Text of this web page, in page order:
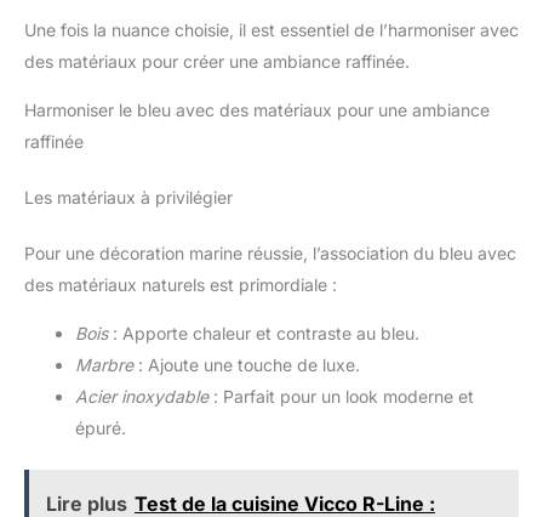
Une fois la nuance choisie, il est essentiel de l’harmoniser avec
des matériaux pour créer une ambiance raffinée.
Harmoniser le bleu avec des matériaux pour une ambiance
raffinée
Les matériaux à privilégier
Pour une décoration marine réussie, l’association du bleu avec
des matériaux naturels est primordiale :
Bois: Apporte chaleur et contraste au bleu.
Marbre: Ajoute une touche de luxe.
Acier inoxydable: Parfait pour un look moderne et
épuré.
Lire plus Test de la cuisine Vicco R-Line :